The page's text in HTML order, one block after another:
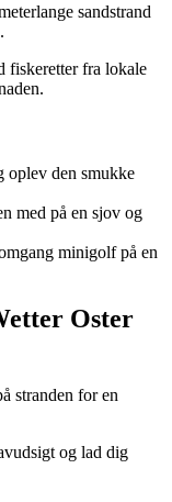
sandstrand
fiskeretter fra lokale
oplev den smukke
med på en sjov og
minigolf på en
Oster
stranden for en
og lad dig